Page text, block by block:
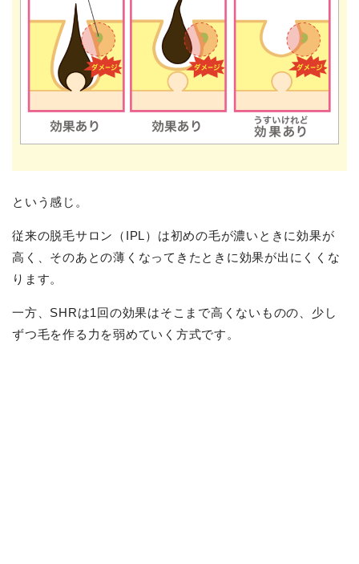
という感じ。
従来の脱毛サロン（IPL）は初めの毛が濃いときに効果が
高く、そのあとの薄くなってきたときに効果が出にくくな
ります。
一方、SHRは1回の効果はそこまで高くないものの、少し
ずつ毛を作る力を弱めていく方式です。